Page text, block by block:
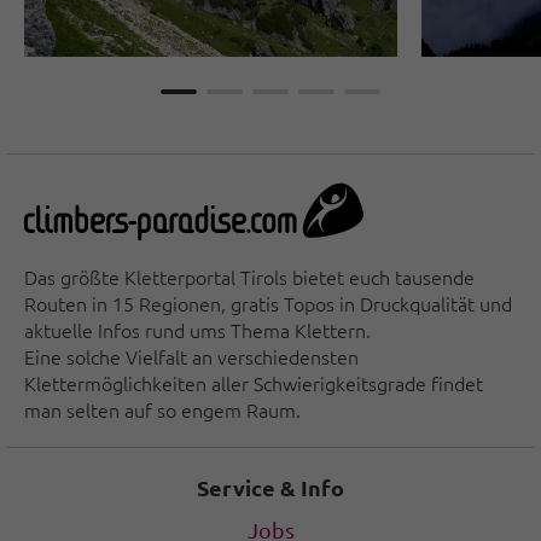
das Pitztal bis in die Steinberge – sind eine einzige, große
Spielwiese für Kletterer und all jene, die es noch werden
wollen. Auf den Bergen Tirols ist man dem Himmel ganz
nah – einmalige Aussichten und unvergessliche
Das größte Kletterportal Tirols bietet euch tausende
Routen in 15 Regionen, gratis Topos in Druckqualität und
aktuelle Infos rund ums Thema Klettern.
Eine solche Vielfalt an verschiedensten
Klettermöglichkeiten aller Schwierigkeitsgrade findet
man selten auf so engem Raum.
Service & Info
Jobs